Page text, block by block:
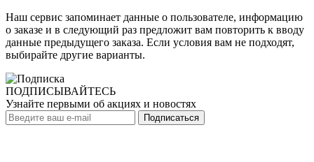
Наш сервис запоминает данные о пользователе, информацию
о заказе и в следующий раз предложит вам повторить к вводу
данные предыдущего заказа. Если условия вам не подходят,
выбирайте другие варианты.
ПОДПИСЫВАЙТЕСЬ
Узнайте первыми об акциях и новостях
Подписаться